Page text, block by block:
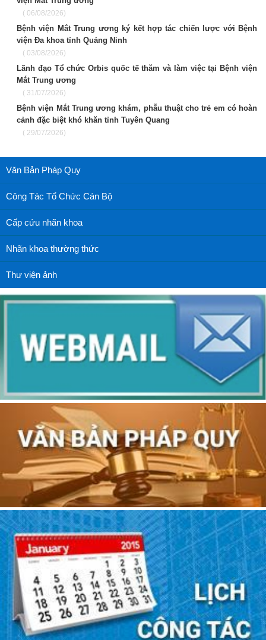
( 06/08/2026)
Bệnh viện Mắt Trung ương ký kết hợp tác chiến lược với Bệnh
viện Đa khoa tỉnh Quảng Ninh
( 03/08/2026)
Lãnh đạo Tổ chức Orbis quốc tế thăm và làm việc tại Bệnh viện
Mắt Trung ương
( 31/07/2026)
Bệnh viện Mắt Trung ương khám, phẫu thuật cho trẻ em có hoàn
cảnh đặc biệt khó khăn tỉnh Tuyên Quang
( 29/07/2026)
Văn Bản Pháp Quy
Công Tác Tổ Chức Cán Bộ
Cấp cứu nhãn khoa
Nhãn khoa thường thức
Thư viện ảnh